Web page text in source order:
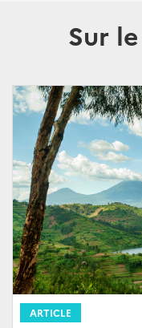
Sur
ARTICLE